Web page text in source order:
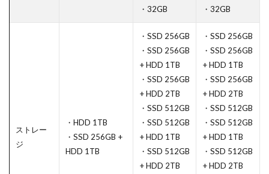
・32GB
・32GB
ストレー
ジ
・HDD 1TB
・SSD 256GB +
HDD 1TB
・SSD 256GB
・SSD 256GB
+ HDD 1TB
・SSD 256GB
+ HDD 2TB
・SSD 512GB
・SSD 512GB
+ HDD 1TB
・SSD 512GB
+ HDD 2TB
・SSD 256GB
・SSD 256GB
+ HDD 1TB
・SSD 256GB
+ HDD 2TB
・SSD 512GB
・SSD 512GB
+ HDD 1TB
・SSD 512GB
+ HDD 2TB